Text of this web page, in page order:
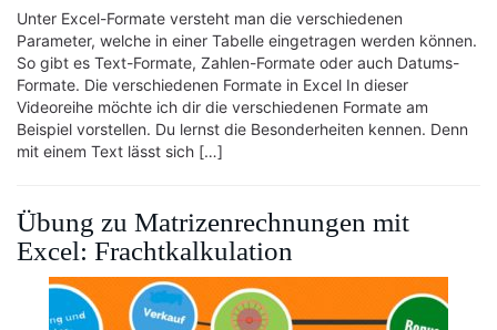
Unter Excel-Formate versteht man die verschiedenen
Parameter, welche in einer Tabelle eingetragen werden können.
So gibt es Text-Formate, Zahlen-Formate oder auch Datums-
Formate. Die verschiedenen Formate in Excel In dieser
Videoreihe möchte ich dir die verschiedenen Formate am
Beispiel vorstellen. Du lernst die Besonderheiten kennen. Denn
mit einem Text lässt sich […]
Übung zu Matrizenrechnungen mit
Excel: Frachtkalkulation